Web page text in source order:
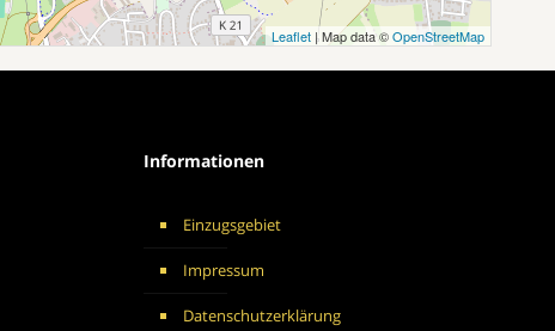
Leaflet | Map data ©OpenStreetMap
Informationen
Einzugsgebiet
Impressum
Datenschutzerklärung